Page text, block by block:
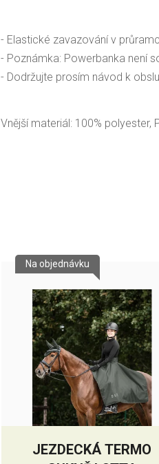
- Elastické zavazování v
- Poznámka: Powerbanka není
- Dodržujte prosím návod k
Vnější materiál: 100% polyester,
JEZDECKÁ TERMO
Na objednávku